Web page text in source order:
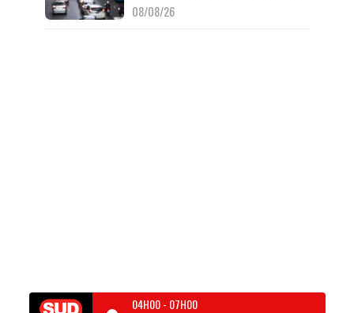
08/08/26
04H00- 07H00